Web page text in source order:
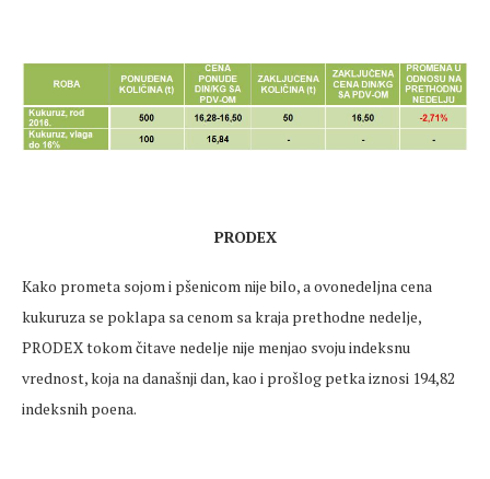
PRODEX
Kako prometa sojom i pšenicom nije bilo, a ovonedeljna cena
kukuruza se poklapa sa cenom sa kraja prethodne nedelje,
PRODEX tokom čitave nedelje nije menjao svoju indeksnu
vrednost, koja na današnji dan, kao i prošlog petka iznosi 194,82
indeksnih poena.